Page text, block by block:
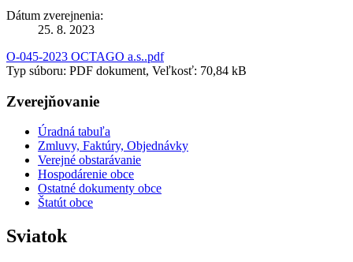
Dátum zverejnenia:
25. 8. 2023
O-045-2023 OCTAGO a.s..pdf
Typ súboru: PDF dokument, Veľkosť: 70,84 kB
Zverejňovanie
Úradná tabuľa
Zmluvy, Faktúry, Objednávky
Verejné obstarávanie
Hospodárenie obce
Ostatné dokumenty obce
Štatút obce
Sviatok